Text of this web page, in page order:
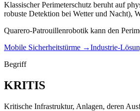
Klassischer Perimeterschutz beruht auf
robuste Detektion bei Wetter und Nacht),
Quarero-Patrouillenrobotik kann den
Mobile Sicherheitstürme →Industrie-
Begriff
KRITIS
Kritische Infrastruktur, Anlagen, deren